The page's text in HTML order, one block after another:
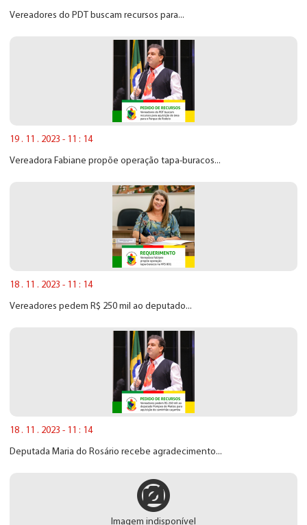
Vereadores do PDT buscam recursos para...
19 . 11 . 2023 - 11 : 14
Vereadora Fabiane propõe operação tapa-buracos...
18 . 11 . 2023 - 11 : 14
Vereadores pedem R$ 250 mil ao deputado...
18 . 11 . 2023 - 11 : 14
Deputada Maria do Rosário recebe agradecimento...
Imagem indisponível